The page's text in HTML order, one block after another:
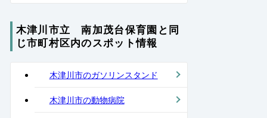
木津川市立 南加茂台保育園と同
じ市町村区内のスポット情報
木津川市のガソリンスタンド
木津川市の動物病院